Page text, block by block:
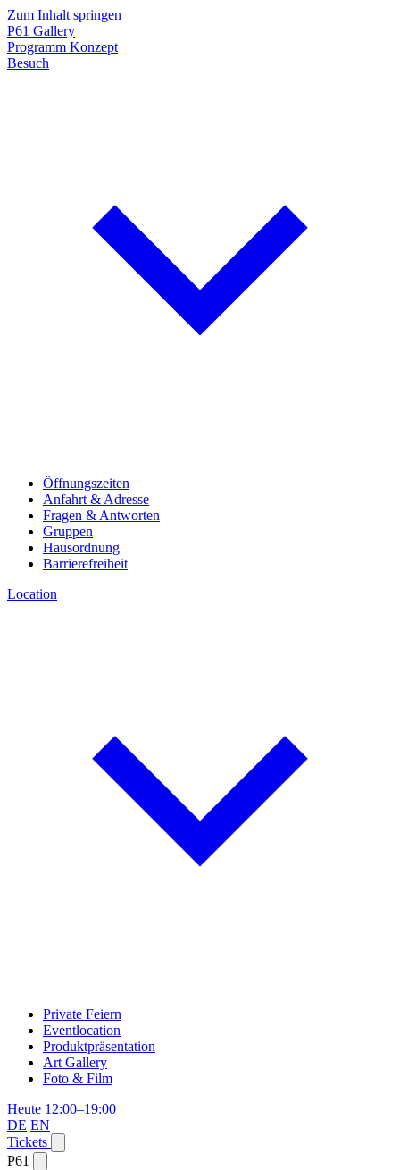
Zum Inhalt springen
P61 Gallery
Programm Konzept
Besuch
Öffnungszeiten
Anfahrt & Adresse
Fragen & Antworten
Gruppen
Hausordnung
Barrierefreiheit
Location
Private Feiern
Eventlocation
Produktpräsentation
Art Gallery
Foto & Film
Heute 12:00–19:00
DE EN
Tickets
P61